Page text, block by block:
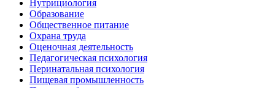
Нутрициология
Образование
Общественное питание
Охрана труда
Оценочная деятельность
Педагогическая психология
Перинатальная психология
Пищевая промышленность